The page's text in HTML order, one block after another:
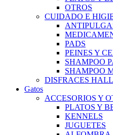
OTROS
CUIDADO E
PADS
PEINES Y
SHAMPOO
SHAMPOO
DISFRACES
Gatos
ACCESORIOS Y
PLATOS Y
KENNELS
JUGUETES